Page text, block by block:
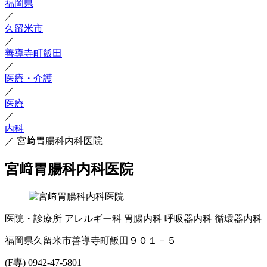
福岡県
／
久留米市
／
善導寺町飯田
／
医療・介護
／
医療
／
内科
／ 宮﨑胃腸科内科医院
宮﨑胃腸科内科医院
医院・診療所 アレルギー科 胃腸内科 呼吸器内科 循環器内科
福岡県久留米市善導寺町飯田９０１－５
(F専) 0942-47-5801